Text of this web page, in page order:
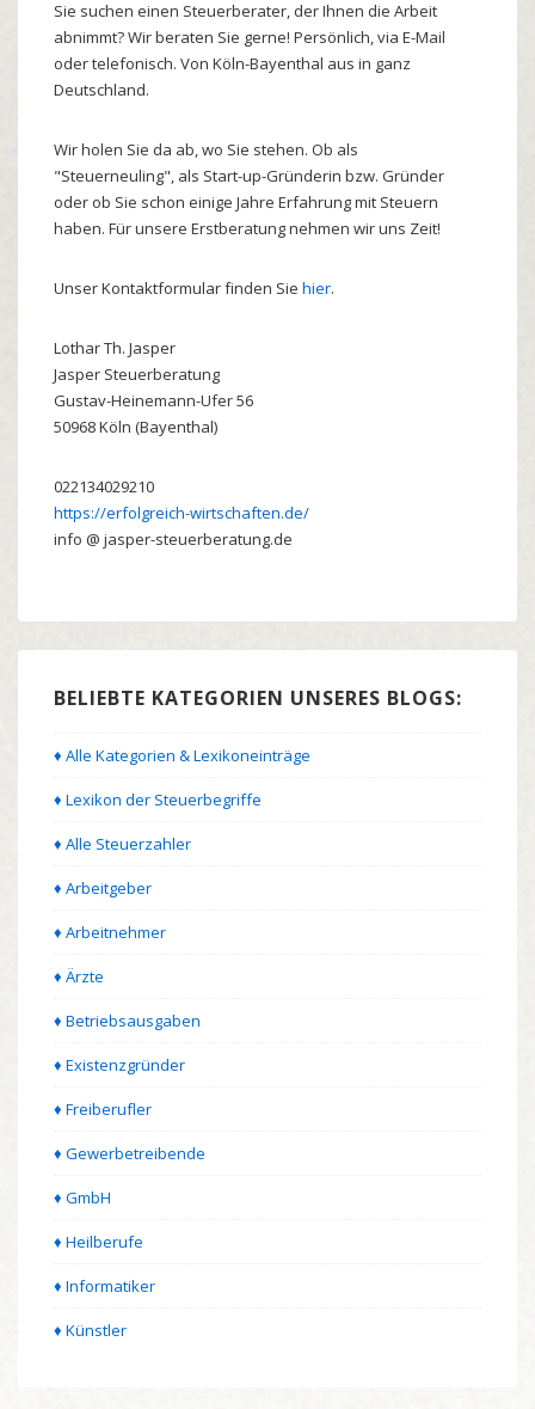
Sie suchen einen Steuerberater, der Ihnen die Arbeit
abnimmt? Wir beraten Sie gerne! Persönlich, via E-Mail
oder telefonisch. Von Köln-Bayenthal aus in ganz
Deutschland.
Wir holen Sie da ab, wo Sie stehen. Ob als
"Steuerneuling", als Start-up-Gründerin bzw. Gründer
oder ob Sie schon einige Jahre Erfahrung mit Steuern
haben. Für unsere Erstberatung nehmen wir uns Zeit!
Unser Kontaktformular finden Sie hier.
LotharTh. Jasper
Jasper Steuerberatung
Gustav-Heinemann-Ufer 56
50968Köln (Bayenthal)
022134029210
https://erfolgreich-wirtschaften.de/
info @ jasper-steuerberatung.de
BELIEBTE KATEGORIEN UNSERES BLOGS:
♦ Alle Kategorien & Lexikoneinträge
♦ Lexikon der Steuerbegriffe
♦ Alle Steuerzahler
♦ Arbeitgeber
♦ Arbeitnehmer
♦ Ärzte
♦ Betriebsausgaben
♦ Existenzgründer
♦ Freiberufler
♦ Gewerbetreibende
♦ GmbH
♦ Heilberufe
♦ Informatiker
♦ Künstler